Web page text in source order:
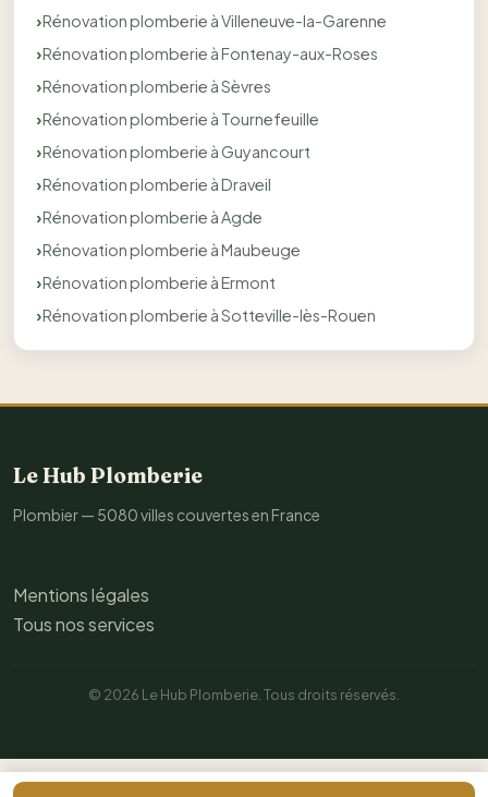
Rénovation plomberie à Villeneuve-la-Garenne
Rénovation plomberie à Fontenay-aux-Roses
Rénovation plomberie à Sèvres
Rénovation plomberie à Tournefeuille
Rénovation plomberie à Guyancourt
Rénovation plomberie à Draveil
Rénovation plomberie à Agde
Rénovation plomberie à Maubeuge
Rénovation plomberie à Ermont
Rénovation plomberie à Sotteville-lès-Rouen
Le Hub Plomberie
Plombier — 5080 villes couvertes en France
Mentions légales
Tous nos services
© 2026 Le Hub Plomberie. Tous droits réservés.